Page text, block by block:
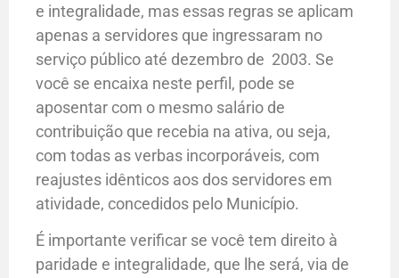
e integralidade, mas essas regras se aplicam
apenas a servidores que ingressaram no
serviço público até dezembro de 2003. Se
você se encaixa neste perfil, pode se
aposentar com o mesmo salário de
contribuição que recebia na ativa, ou seja,
com todas as verbas incorporáveis, com
reajustes idênticos aos dos servidores em
atividade, concedidos pelo Município.
É importante verificar se você tem direito à
paridade e integralidade, que lhe será, via de